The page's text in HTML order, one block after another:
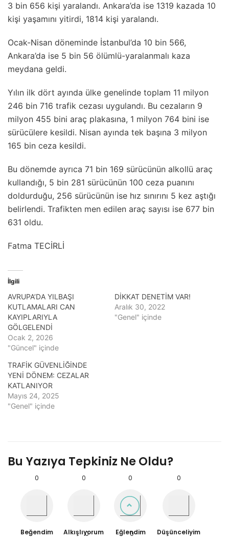
3 bin 656 kişi yaralandı. Ankara’da ise 1319 kazada 10
kişi yaşamını yitirdi, 1814 kişi yaralandı.
Ocak-Nisan döneminde İstanbul’da 10 bin 566,
Ankara’da ise 5 bin 56 ölümlü-yaralanmalı kaza
meydana geldi.
Yılın ilk dört ayında ülke genelinde toplam 11 milyon
246 bin 716 trafik cezası uygulandı. Bu cezaların 9
milyon 455 bini araç plakasına, 1 milyon 764 bini ise
sürücülere kesildi. Nisan ayında tek başına 3 milyon
165 bin ceza kesildi.
Bu dönemde ayrıca 71 bin 169 sürücünün alkollü araç
kullandığı, 5 bin 281 sürücünün 100 ceza puanını
doldurduğu, 256 sürücünün ise hız sınırını 5 kez aştığı
belirlendi. Trafikten men edilen araç sayısı ise 677 bin
631 oldu.
Fatma TECİRLİ
İlgili
AVRUPA’DA YILBAŞI
KUTLAMALARI CAN
KAYIPLARIYLA
GÖLGELENDİ
Ocak 2, 2026
"Güncel" içinde
DİKKAT DENETİM VAR!
Aralık 30, 2022
"Genel" içinde
TRAFİK GÜVENLİĞİNDE
YENİ DÖNEM: CEZALAR
KATLANIYOR
Mayıs 24, 2025
"Genel" içinde
Bu Yazıya Tepkiniz Ne Oldu?
0
Beğendim
0
Alkışlıyorum
0
Eğlendim
0
Düşünceliyim
0 0